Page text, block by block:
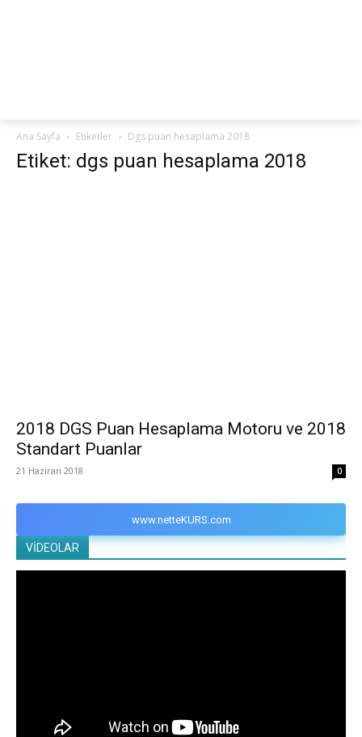
Ana Sayfa Etiketler Dgs puan hesaplama 2018
Etiket: dgs puan hesaplama 2018
2018 DGS Puan Hesaplama Motoru ve 2018
Standart Puanlar
21 Haziran 2018 0
www.netteKURS.com
VİDEOLAR